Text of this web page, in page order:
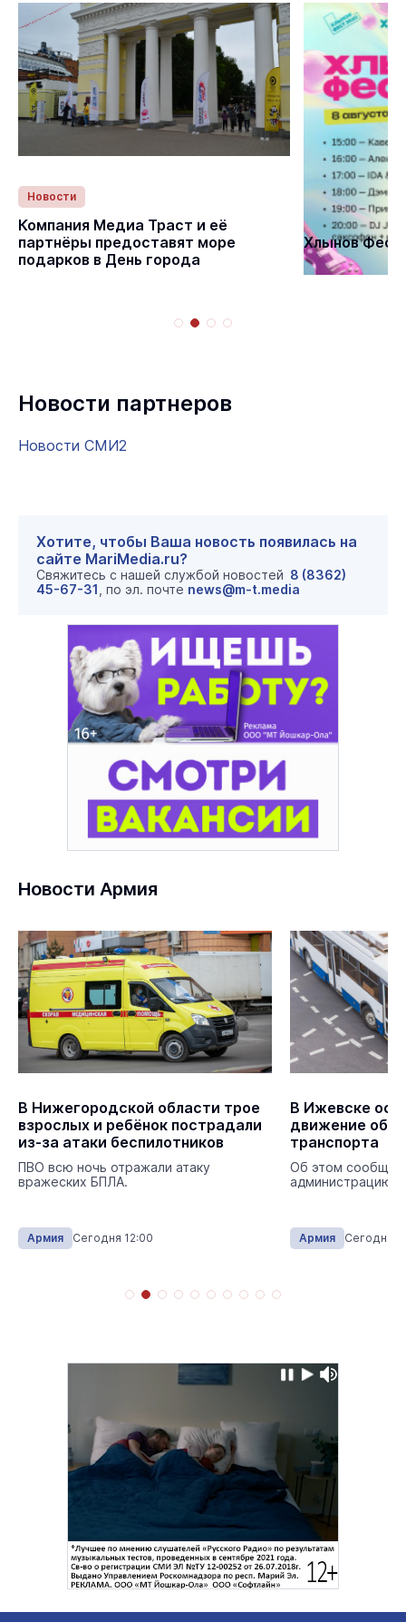
Новости
Компания Медиа Траст и её
партнёры предоставят море
подарков в День города
Статьи
Хлынов Фест
Новости партнеров
Новости СМИ2
Хотите, чтобы Ваша новость появилась на
сайте MariMedia.ru?
Свяжитесь с нашей службой новостей 8 (8362)
45-67-31 , по эл. почте news@m-t.media
Новости Армия
В Нижегородской области трое
взрослых и ребёнок пострадали
из-за атаки беспилотников
ПВО всю ночь отражали атаку
вражеских БПЛА.
Армия Сегодня 12:00
В Ижевске
движение
транспорта
Об этом
администрацию
Армия Сегодня